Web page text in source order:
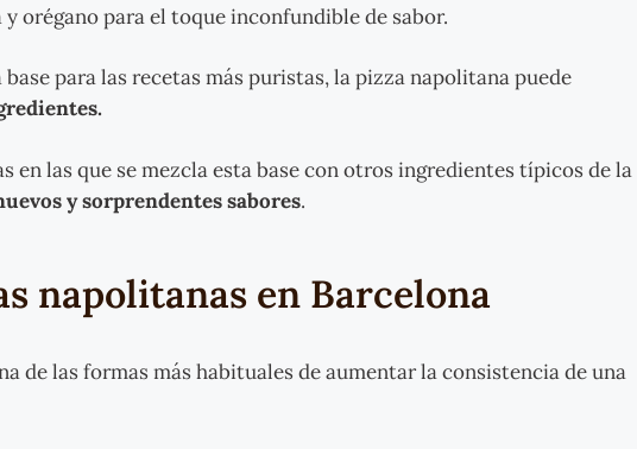
orégano para el toque inconfundible de sabor.
para las recetas más puristas, la pizza napolitana puede
en las que se mezcla esta base con otros ingredientes típicos de la
y sorprendentes sabores.
napolitanas en Barcelona
de las formas más habituales de aumentar la consistencia de una